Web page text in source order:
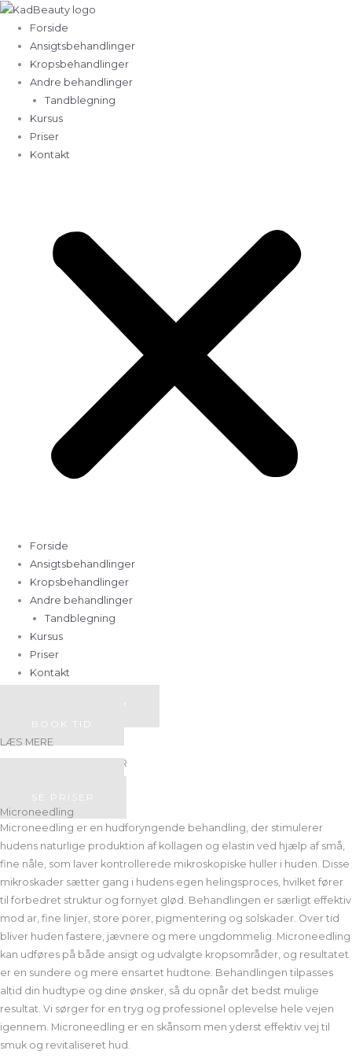
Gå
indholdet
Forside
Ansigtsbehandlinger
Kropsbehandlinger
Andre behandlinger
Tandblegning
Kursus
Priser
Kontakt
Forside
Ansigtsbehandlinger
Kropsbehandlinger
Andre behandlinger
Tandblegning
Kursus
Priser
Kontakt
+45 52 80 07 67
BOOK TID
LÆS MERE
ANSIGTSBEHANDLINGER
SE PRISER
Microneedling
Microneedling er en hudforyngende behandling, der stimulerer
hudens naturlige produktion af kollagen og elastin ved hjælp af små,
fine nåle, som laver kontrollerede mikroskopiske huller i huden. Disse
mikroskader sætter gang i hudens egen helingsproces, hvilket fører
til forbedret struktur og fornyet glød. Behandlingen er særligt effektiv
mod ar, fine linjer, store porer, pigmentering og solskader. Over tid
bliver huden fastere, jævnere og mere ungdommelig. Microneedling
kan udføres på både ansigt og udvalgte kropsområder, og resultatet
er en sundere og mere ensartet hudtone. Behandlingen tilpasses
altid din hudtype og dine ønsker, så du opnår det bedst mulige
resultat. Vi sørger for en tryg og professionel oplevelse hele vejen
igennem. Microneedling er en skånsom men yderst effektiv vej til
smuk og revitaliseret hud.